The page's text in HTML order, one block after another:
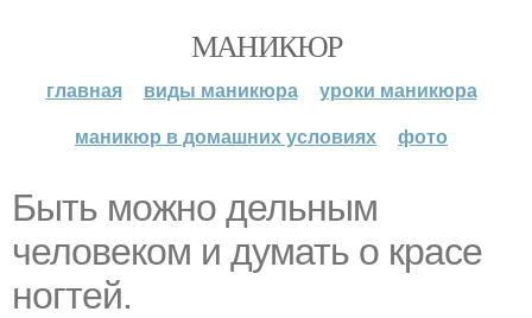
МАНИКЮР
главная виды маникюра
уроки маникюра
маникюр в домашних условиях
фото
Быть можно дельным
человеком и думать о красе
ногтей.